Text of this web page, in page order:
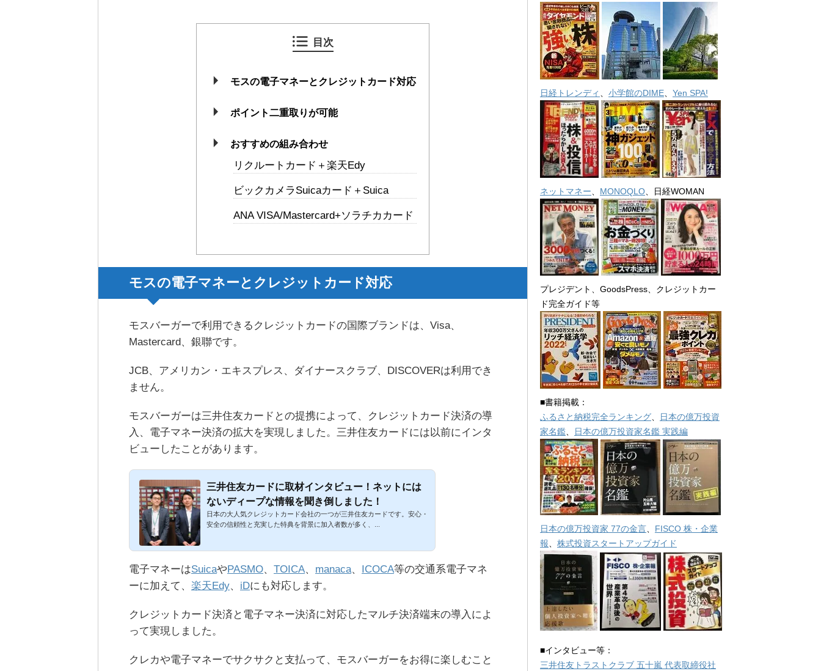
目次
モスの電子マネーとクレジットカード対応
ポイント二重取りが可能
おすすめの組み合わせ
リクルートカード＋楽天Edy
ビックカメラSuicaカード＋Suica
ANA VISA/Mastercard+ソラチカカード
モスの電子マネーとクレジットカード対応
モスバーガーで利用できるクレジットカードの国際ブランドは、Visa、
Mastercard、銀聯です。
JCB、アメリカン・エキスプレス、ダイナースクラブ、DISCOVERは利用でき
ません。
モスバーガーは三井住友カードとの提携によって、クレジットカード決済の導
入、電子マネー決済の拡大を実現しました。三井住友カードには以前にインタ
ビューしたことがあります。
三井住友カードに取材インタビュー！ネットには
ないディープな情報を聞き倒しました！
日本の大人気クレジットカード会社の一つが三井住友カードです。安心・
安全の信頼性と充実した特典を背景に加入者数が多く、...
電子マネーはSuicaやPASMO、 TOICA、 manaca、 ICOCA等の交通系電子マネ
ーに加えて、 楽天Edy、 iDにも対応します。
クレジットカード決済と電子マネー決済に対応したマルチ決済端末の導入によ
って実現しました。
クレカや電子マネーでサクサクと支払って、モスバーガーをお得に楽しむこと
日経トレンディ 小学館のDIME Yen SPA!
ネットマネー MONOQLO 、日経WOMAN
プレジデント、GoodsPress、クレジットカー
ド完全ガイド等
■書籍掲載：
ふるさと納税完全ランキング、
日本の億万投資
家名鑑、 日本の億万投資家名鑑 実践編
日本の億万投資家 77の金言、 FISCO 株・企業
報、 株式投資スタートアップガイド
■インタビュー等：
三井住友トラストクラブ 五十嵐 代表取締役社